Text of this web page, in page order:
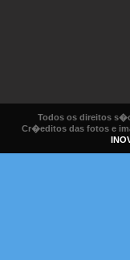
Todos os direitos
Cr�editos das fotos e